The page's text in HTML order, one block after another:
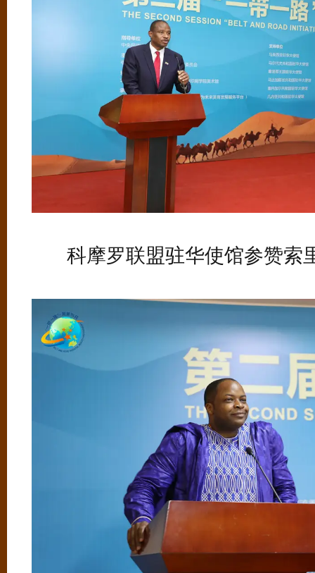
科摩罗联盟驻华使馆参赞索